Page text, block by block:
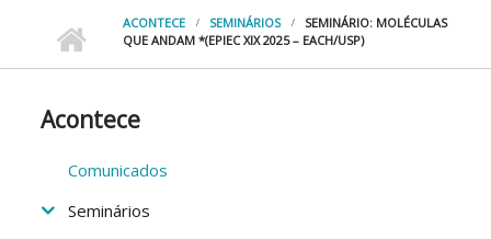
ACONTECE SEMINÁRIOS
SEMINÁRIO: MOLÉCULAS
QUE ANDAM *(EPIEC XIX 2025 – EACH/USP)
Acontece
Comunicados
Seminários